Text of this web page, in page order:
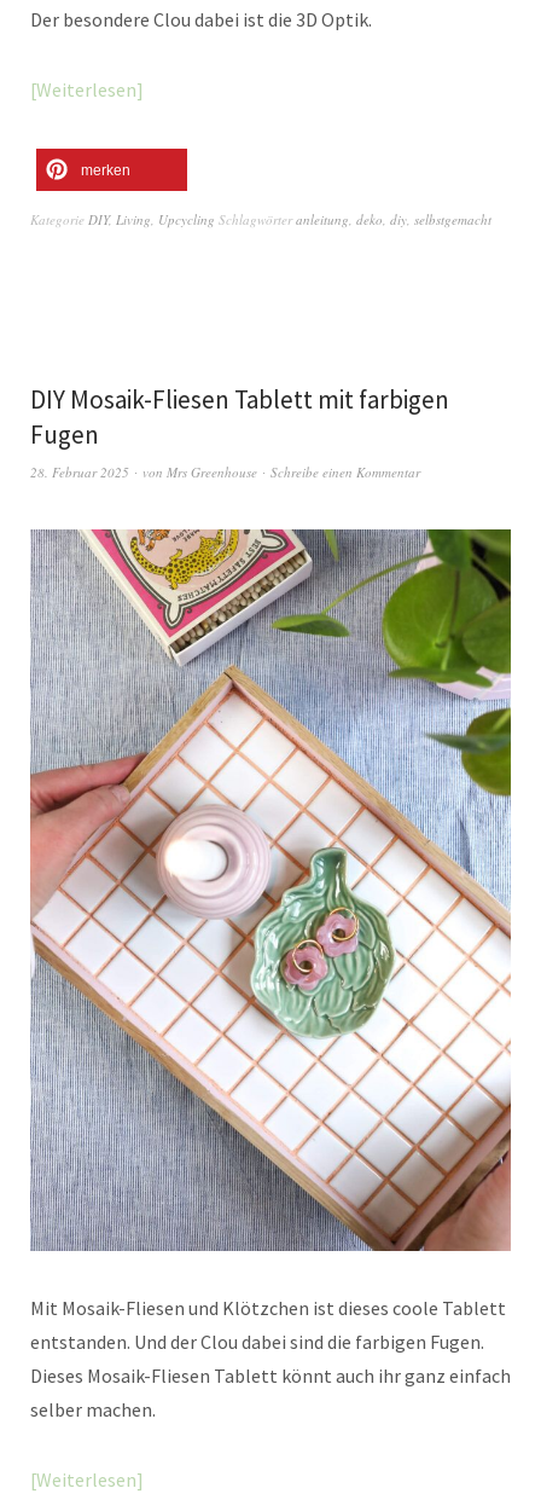
Der besondere Clou dabei ist die 3D Optik.
Weiterlesen
merken
Kategorie DIY, Living, Upcycling Schlagwörteranleitung, deko, diy, selbstgemacht
DIY Mosaik-Fliesen Tablett mit farbigen
Fugen
28. Februar 2025 von Mrs Greenhouse Schreibe einen Kommentar
Mit Mosaik-Fliesen und Klötzchen ist dieses coole Tablett
entstanden. Und der Clou dabei sind die farbigen Fugen.
Dieses Mosaik-Fliesen Tablett könnt auch ihr ganz einfach
selber machen.
Weiterlesen